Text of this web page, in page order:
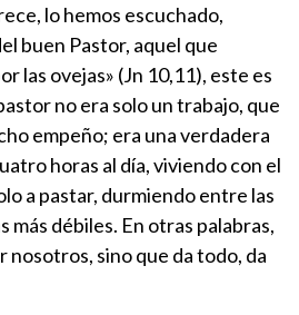
lo hemos escuchado,
buen Pastor, aquel que
las ovejas» (Jn 10,11), este es
no era solo un trabajo, que
empeño; era una verdadera
horas al día, viviendo con el
a pastar, durmiendo entre las
más débiles. En otras palabras,
nosotros, sino que da todo, da